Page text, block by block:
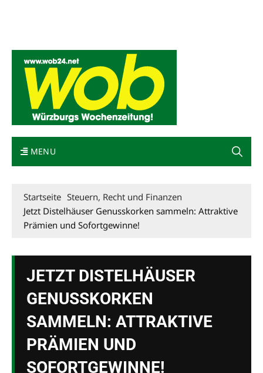
MENU
Startseite Steuern, Recht und Finanzen
Jetzt Distelhäuser Genusskorken sammeln: Attraktive
Prämien und Sofortgewinne!
JETZT DISTELHÄUSER
GENUSSKORKEN
SAMMELN: ATTRAKTIVE
PRÄMIEN UND
SOFORTGEWINNE!